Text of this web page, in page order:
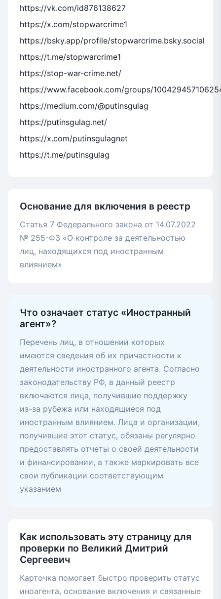
https://vk.com/id876138627
https://x.com/stopwarcrime1
https://bsky.app/profile/stopwarcrime.bsky.social
https://t.me/stopwarcrime1
https://stop-war-crime.net/
https://www.facebook.com/groups/
https://medium.com/@putinsgulag
https://putinsgulag.net/
https://x.com/putinsgulagnet
https://t.me/putinsgulag
Основание для включения в реестр
Статья 7 Федерального закона от 14.07.2022
№ 255-ФЗ «О контроле за деятельностью
лиц, находящихся под иностранным
влиянием»
Что означает статус «Иностранный
агент»?
Перечень лиц, в отношении которых
имеются сведения об их причастности к
деятельности иностранного агента. Согласно
законодательству РФ, в данный реестр
включаются лица, получившие поддержку
из-за рубежа или находящиеся под
иностранным влиянием. Лица и организации,
получившие этот статус, обязаны регулярно
предоставлять отчеты о своей деятельности
и финансировании, а также маркировать все
свои публикации соответствующим
указанием
Как использовать эту страницу для
проверки по Великий Дмитрий
Сергеевич
Карточка помогает быстро проверить статус
иноагента, основание включения и связанные